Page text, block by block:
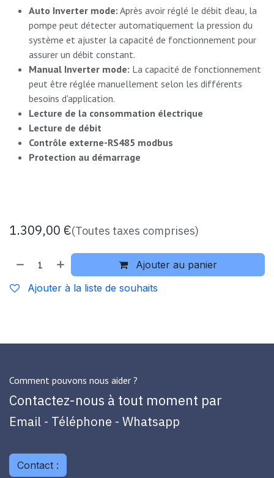
Auto Inverter mode: Après avoir réglé le débit d'eau, la
pompe peut détecter automatiquement la pression du
système et ajuster la capacité de fonctionnement pour
assurer un débit constant.
Manual Inverter mode: La capacité de fonctionnement
peut être réglée manuellement selon les différents
besoins d'application.
Lecture de la consommation électrique
Lecture de débit
Contrôle externe-RS485 modbus
Protection au démarrage
1.309,00 €(Toutes taxes comprises)
Ajouter au panier
Ajouter à la liste de souhaits
Comment pouvons nous aider ?
Contactez-nous à tout moment par
Email - Téléphone - Whatsapp
Contact :